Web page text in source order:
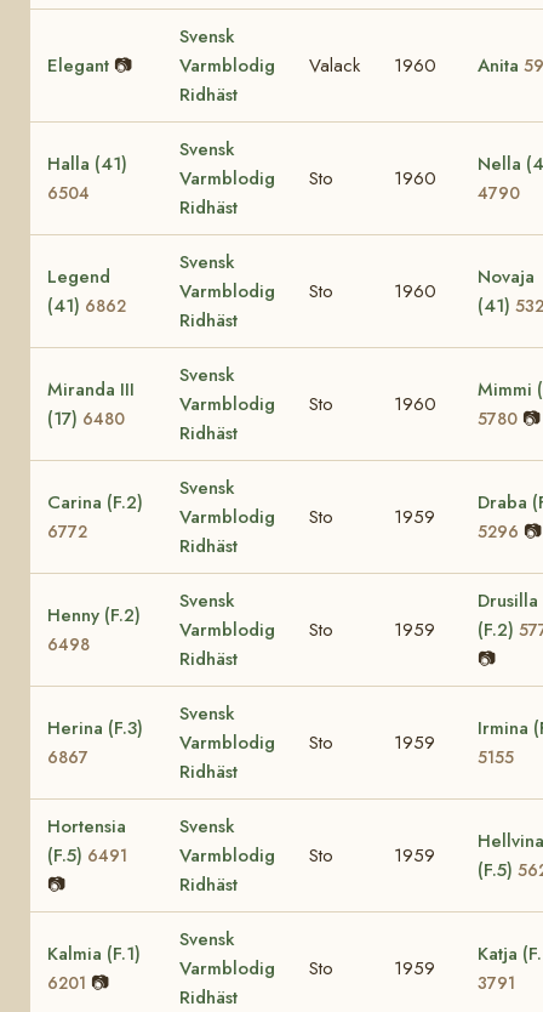
Elegant 📷
Svensk
Varmblodig
Ridhäst
Valack 1960 Anita
Halla (41)
6504
Svensk
Varmblodig
Ridhäst
Sto 1960
Nella
4790
Legend
(41) 6862
Svensk
Varmblodig
Ridhäst
Sto 1960
Novaja
(41)
Miranda III
(17) 6480
Svensk
Varmblodig
Ridhäst
Sto 1960
Mimmi
5780 📷
Carina (F.2)
6772
Svensk
Varmblodig
Ridhäst
Sto 1959
Draba
5296 📷
Henny (F.2)
6498
Svensk
Varmblodig
Ridhäst
Sto 1959
Drusilla
(F.2)
📷
Herina (F.3)
6867
Svensk
Varmblodig
Ridhäst
Sto 1959
Irmina
5155
Hortensia
(F.5) 6491
📷
Svensk
Varmblodig
Ridhäst
Sto 1959
Hellvina
(F.5)
Kalmia (F.1)
6201 📷
Svensk
Varmblodig
Ridhäst
Sto 1959
Katja
3791